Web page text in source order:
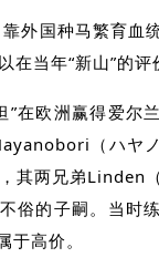
外国种马繁育血
当年“新山”的评
在欧洲赢得爱尔
（ハヤ
其两兄弟Linden
俗的子嗣。当时
高价。